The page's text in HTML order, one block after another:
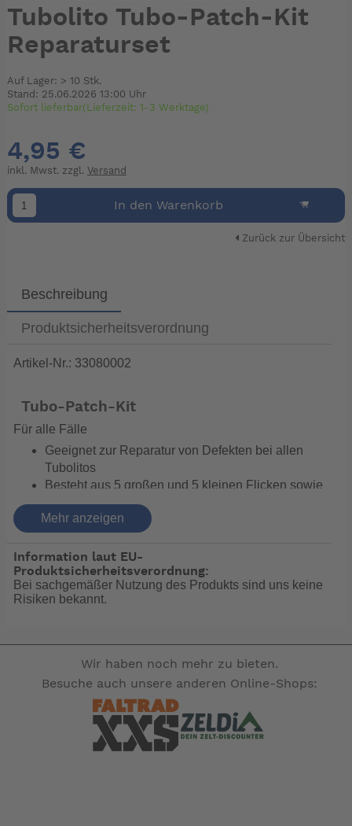
Tubolito Tubo-Patch-Kit
Reparaturset
Auf Lager: > 10 Stk.
Stand: 25.06.2026 13:00 Uhr
Sofort lieferbar(Lieferzeit: 1-3 Werktage)
4,95 €
inkl. Mwst. zzgl. Versand
In den Warenkorb
Zurück zur Übersicht
Beschreibung
Produktsicherheitsverordnung
Artikel-Nr.: 33080002
Tubo-Patch-Kit
Für alle Fälle
Geeignet zur Reparatur von Defekten bei allen
Tubolitos
Besteht aus 5 großen und 5 kleinen Flicken sowie
einem Kleber
Zuverlässige Abdichtung von Durchstichen und
Durchschlägen
Verbesserte Klebefähigkeit
Haftet auch bei höheren Temperaturen
einwandfrei
gehören nicht zum Leistungsumfang. --
Mehr anzeigen
Information laut EU-
Produktsicherheitsverordnung:
Bei sachgemäßer Nutzung des Produkts sind uns keine
Risiken bekannt.
Wir haben noch mehr zu bieten.
Besuche auch unsere anderen Online-Shops: